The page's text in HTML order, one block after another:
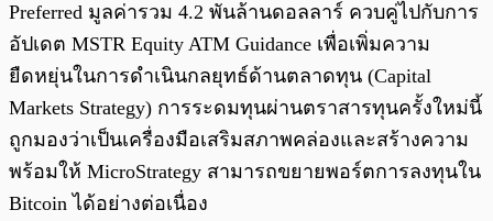
Preferred มูลค่ารวม 4.2 พันล้านดอลลาร์ ควบคู่ไปกับการ
อัปเดต MSTR Equity ATM Guidance เพื่อเพิ่มความ
ยืดหยุ่นในการดำเนินกลยุทธ์ด้านตลาดทุน (Capital
Markets Strategy) การระดมทุนผ่านตราสารทุนครั้งใหม่นี้
ถูกมองว่าเป็นเครื่องมือเสริมสภาพคล่องและสร้างความ
พร้อมให้ MicroStrategy สามารถขยายพอร์ตการลงทุนใน
Bitcoin ได้อย่างต่อเนื่อง